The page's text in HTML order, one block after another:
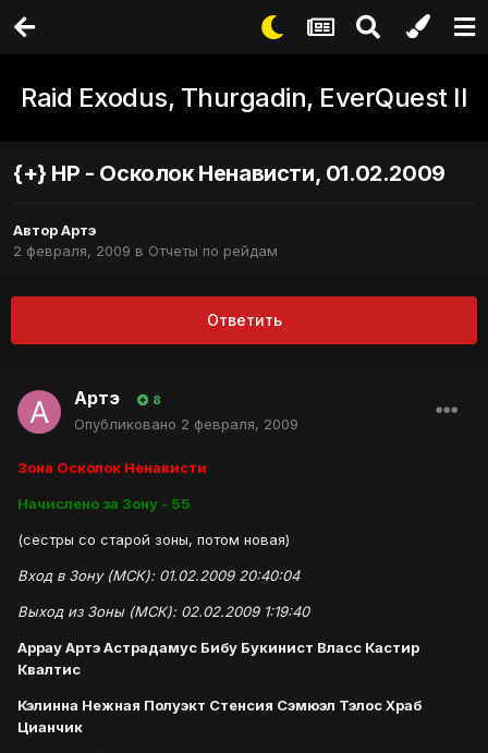
Raid Exodus, Thurgadin, EverQuest II
{+} НР - Осколок Ненависти, 01.02.2009
АвторАртэ
2 февраля, 2009 в Отчеты по рейдам
Ответить
Артэ 8
Опубликовано 2 февраля, 2009
Зона Осколок Ненависти
Начислено за Зону - 55
(сестры со старой зоны, потом новая)
Вход в Зону (МСК): 01.02.2009 20:40:04
Выход из Зоны (МСК): 02.02.2009 1:19:40
Аррау Артэ Астрадамус Бибу Букинист Власс Кастир
Квалтис
Кэлинна Нежная Полуэкт Стенсия Сэмюэл Тэлос Храб
Цианчик